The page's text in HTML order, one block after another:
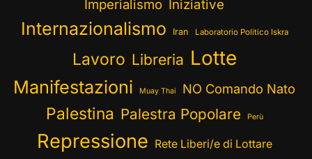
Imperialismo Iniziative
Internazionalismo Iran Laboratorio Politico Iskra
Lavoro Libreria Lotte
Manifestazioni Muay Thai NO Comando Nato
Palestina Palestra Popolare Perù
Repressione Rete Liberi/e di Lottare